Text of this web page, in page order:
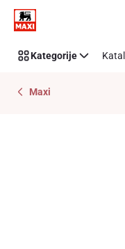
Preskoči link
Kategorije
Maxi